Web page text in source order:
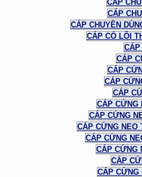
CÁP
CÁP
CÁP CHUYÊN
CÁP CÓ LÕI
CÁP
CÁP
CÁP
CÁP
CÁP
CÁP CỨNG
CÁP CỨNG
CÁP CỨNG NEO
CÁP CỨNG
CÁP CỨNG
CÁP
CÁP CỨNG